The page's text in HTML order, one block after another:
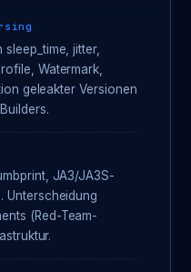
jitter,
Watermark,
geleakter Versionen
JA3/JA3S-
Unterscheidung
(Red-Team-